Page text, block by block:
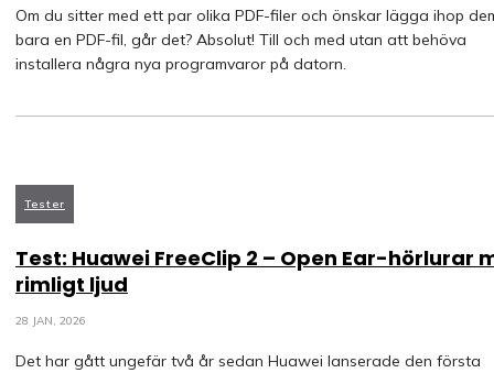
Om du sitter med ett par olika PDF-filer och önskar lägga ihop
bara en PDF-fil, går det? Absolut! Till och med utan att behöva
installera några nya programvaror på datorn.
Tester
Test: Huawei FreeClip 2 – Open Ear-hörlurar
rimligt ljud
28 JAN, 2026
Det har gått ungefär två år sedan Huawei lanserade den första